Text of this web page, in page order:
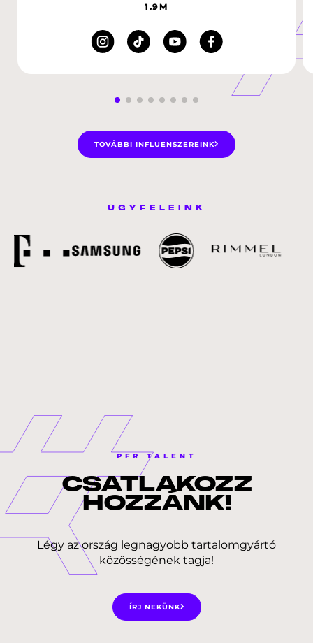
1.9M
TOVÁBBI INFLUENSZEREINK
ÜGYFELEINK
PFR TALENT
CSATLAKOZZ
HOZZÁNK!
Légy az ország legnagyobb tartalomgyártó
közösségének tagja!
ÍRJ NEKÜNK